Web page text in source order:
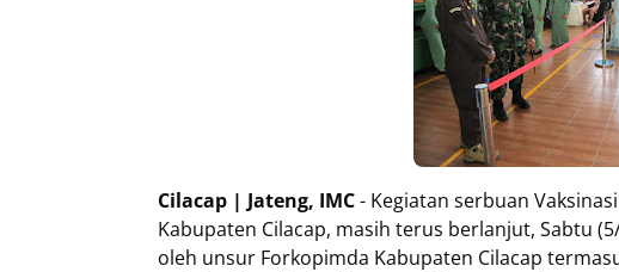
Cilacap | Jateng, IMC- Kegiatan serbuan
Kabupaten Cilacap, masih terus berlanjut, Sabtu
oleh unsur Forkopimda Kabupaten Cilacap